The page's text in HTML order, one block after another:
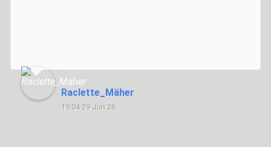
Raclette_Mäher
19:04 29 Jun 26